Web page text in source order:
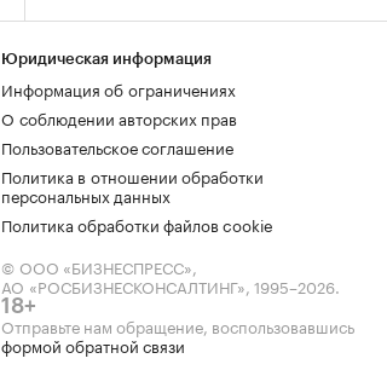
Юридическая информация
Информация об ограничениях
О соблюдении авторских прав
Пользовательское соглашение
Политика в отношении обработки
персональных данных
Политика обработки файлов cookie
© ООО «БИЗНЕСПРЕСС»,
АО «РОСБИЗНЕСКОНСАЛТИНГ», 1995–2026.
18+
Отправьте нам обращение, воспользовавшись
формой обратной связи